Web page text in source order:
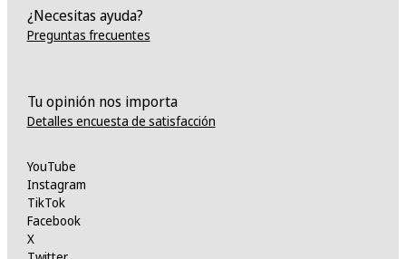
¿Necesitas ayuda?
Preguntas frecuentes
Tu opinión nos importa
Detalles encuesta de satisfacción
YouTube
Instagram
TikTok
Facebook
X